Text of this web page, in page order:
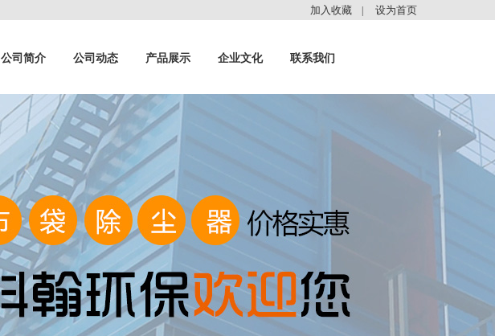
加入收藏 设为首页
公司简介 公司动态 产品展示 企业文化 联系我们